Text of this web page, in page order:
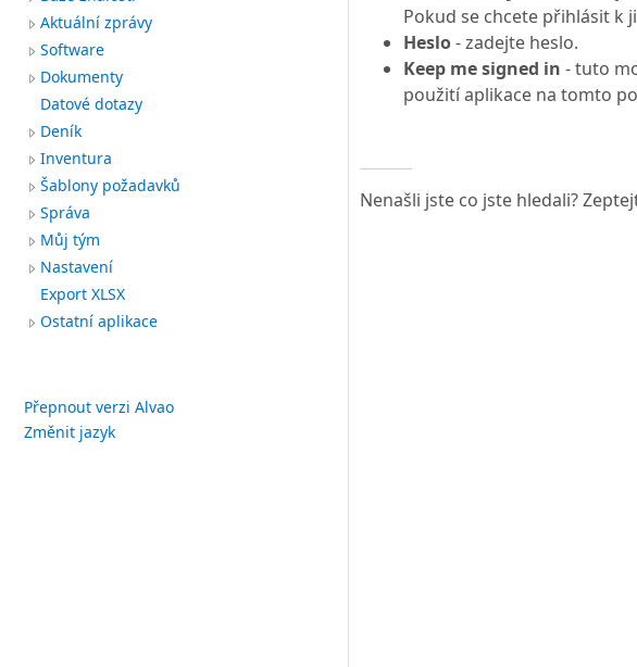
Aktuální zprávy
Software
Dokumenty
Datové dotazy
Deník
Inventura
Šablony požadavků
Správa
Můj tým
Nastavení
Export XLSX
Ostatní aplikace
Přepnout verzi Alvao
Změnit jazyk
Pokud se chcete přihlásit k
Heslo- zadejte heslo.
Keep me signed in - tuto
použití aplikace na tomto
Nenašli jste co jste hledali?